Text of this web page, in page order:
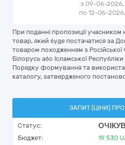
з 09-06-2026,
по 12-06-
При поданні пропозиції
товар, який буде постачатися за
товаром походженням з Російської
Білорусь або Ісламської Республіки
Порядку формування та
каталогу, затвердженого
ЗАПИТ (ЦІНИ)
Статус:
Бюджет: 19 530